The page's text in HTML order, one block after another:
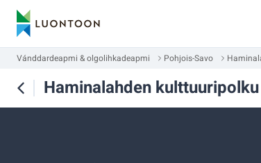
Vánddardeapmi & olgolihkadeapmi Pohjois-Savo
Haminalahden kulttuuripolku